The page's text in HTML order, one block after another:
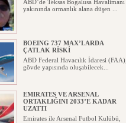
ABD’de Teksas Bogalusa Havalimanı
yakınında ormanlık alana düşen ...
BOEING 737 MAX’LARDA
ÇATLAK RİSKİ
ABD Federal Havacılık İdaresi (FAA),
gövde yapısında oluşabilecek...
EMIRATES VE ARSENAL
ORTAKLIĞINI 2033’E KADAR
UZATTI
Emirates ile Arsenal Futbol Kulübü,